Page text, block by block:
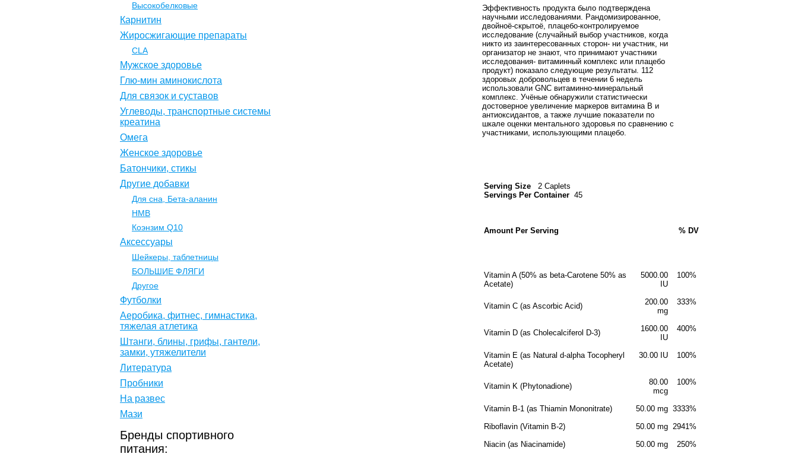
Эффективность продукта было подтверждена
научными исследованиями. Рандомизированное,
двойноё-скрытоё, плацебо-контролируемое
исследование (случайный выбор участников, когда
никто из заинтересованных сторон- ни участник, ни
организатор не знают, что принимают участники
исследования- витаминный комплекс или плацебо
продукт) показало следующие результаты. 112
здоровых добровольцев в течении 6 недель
использовали GNC витаминно-минеральный
комплекс. Учёные обнаружили статистически
достоверное увеличение маркеров витамина B и
антиоксидантов, а также лучшие показатели по
шкале оценки ментального здоровья по сравнению с
участниками, использующими плацебо.
Serving Size 2 Caplets
Servings Per Container 45
Amount Per Serving % DV
Vitamin A (50% as beta-Carotene 50% as
Acetate)
5000.00
IU
100%
Vitamin C (as Ascorbic Acid)
200.00
mg
333%
Vitamin D (as Cholecalciferol D-3)
1600.00
IU
400%
Vitamin E (as Natural d-alpha Tocopheryl
Acetate)
30.00 IU 100%
Vitamin K (Phytonadione)
80.00
mcg
100%
Vitamin B-1 (as Thiamin Mononitrate) 50.00 mg 3333%
Riboflavin (Vitamin B-2)
50.00 mg 2941%
Niacin (as Niacinamide)
50.00 mg
250%
Высокобелковые
Карнитин
Жиросжигающие препараты
CLA
Мужское здоровье
Глю-мин аминокислота
Для связок и суставов
Углеводы, транспортные системы
креатина
Омега
Женское здоровье
Батончики, стикы
Другие добавки
Для сна, Бета-аланин
НМВ
Коэнзим Q10
Аксессуары
Шейкеры, таблетницы
БОЛЬШИЕ ФЛЯГИ
Другое
Футболки
Аеробика, фитнес, гимнастика,
тяжелая атлетика
Штанги, блины, грифы, гантели,
замки, утяжелители
Литература
Пробники
На развес
Мази
Бренды спортивного
питания: